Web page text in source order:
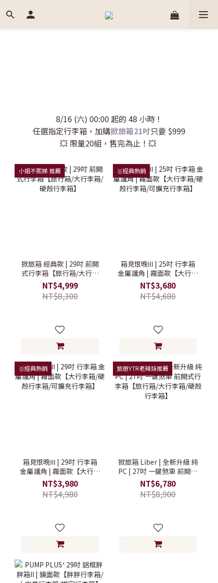
8/16 (六) 00:00 起的 48 小時！
任選指定行李箱，加購掀旅箱21吋只要 $999
💥 限量20組，售完為止！💥
小姐不熙娣 推薦
掀旅箱 經典款 | 29吋 前開
式行李箱【旅行箱/大行李
箱/硬殼行李箱】
NT$4,999
NT$8,300
🥇經典熱銷
箱見恨晚Ⅲ | 25吋 行李箱
金屬護角 | 霧面款【大行李
箱/硬殼行李箱/可擴充行李
箱】
NT$3,680
NT$4,680
🥇經典熱銷
箱見恨晚Ⅲ | 29吋 行李箱
金屬護角 | 霧面款【大行李
箱/硬殼行李箱/可擴充行李
箱】
NT$3,980
NT$4,980
旅遊YTR老辣妹推薦
掀旅箱 Liber | 全新升級 純
PC | 27吋 一鍵煞車 前開式
行李箱【旅行箱/大行李箱/
硬殼行李箱】
NT$6,780
NT$8,900